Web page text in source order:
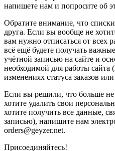
напишете нам и попросите об
Обратите внимание, что
друга. Если вы вообще не
вам нужно отписаться от всех
всё ещё будете получать
учётной записью на сайте и
необходимой для работы сайта
изменениях статуса заказов
Если вы решили, что больше не
хотите удалить свои
хотите получить все данные,
записью), напишите нам
orders@geyzer.net.
Присоединяйтесь!